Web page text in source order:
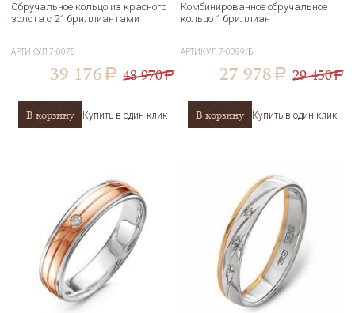
Обручальное кольцо из красного
золота с 21 бриллиантами
АРТИКУЛ 7-0075
39 176 a 48 970a
В корзину Купить в один клик
Комбинированное обручальное
кольцо 1 бриллиант
АРТИКУЛ 7-0099/Б
27 978 a 29 450a
В корзину Купить в один клик